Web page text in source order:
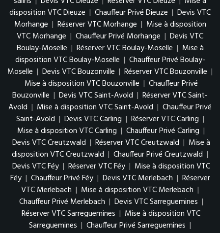
disposition VTC Dieuze | Chauffeur Privé Dieuze | Devis VTC
Morhange | Réserver VTC Morhange | Mise à disposition
VTC Morhange | Chauffeur Privé Morhange | Devis VTC
Boulay-Moselle | Réserver VTC Boulay-Moselle | Mise à
disposition VTC Boulay-Moselle | Chauffeur Privé Boulay-
Moselle | Devis VTC Bouzonville | Réserver VTC Bouzonville |
Mise à disposition VTC Bouzonville | Chauffeur Privé
Bouzonville | Devis VTC Saint-Avold | Réserver VTC Saint-
Avold | Mise à disposition VTC Saint-Avold | Chauffeur Privé
Saint-Avold | Devis VTC Carling | Réserver VTC Carling |
Mise à disposition VTC Carling | Chauffeur Privé Carling |
Devis VTC Creutzwald | Réserver VTC Creutzwald | Mise à
disposition VTC Creutzwald | Chauffeur Privé Creutzwald |
Devis VTC Féy | Réserver VTC Féy | Mise à disposition VTC
Féy | Chauffeur Privé Féy | Devis VTC Merlebach | Réserver
VTC Merlebach | Mise à disposition VTC Merlebach |
Chauffeur Privé Merlebach | Devis VTC Sarreguemines |
Réserver VTC Sarreguemines | Mise à disposition VTC
Sarreguemines | Chauffeur Privé Sarreguemines |